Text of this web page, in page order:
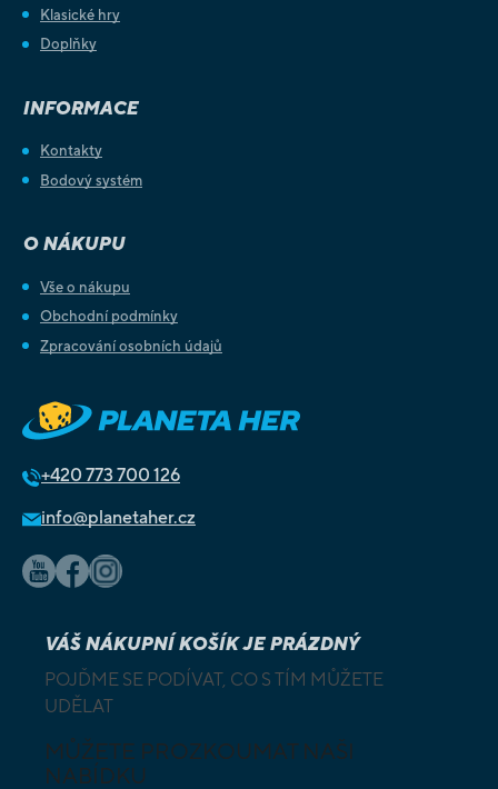
Klasické hry
Doplňky
INFORMACE
Kontakty
Bodový systém
O NÁKUPU
Vše o nákupu
Obchodní podmínky
Zpracování osobních údajů
+420 773 700 126
info@planetaher.cz
VÁŠ NÁKUPNÍ KOŠÍK JE PRÁZDNÝ
POJĎME SE PODÍVAT, CO S TÍM MŮŽETE
UDĚLAT
MŮŽETE PROZKOUMAT NAŠI
NABÍDKU